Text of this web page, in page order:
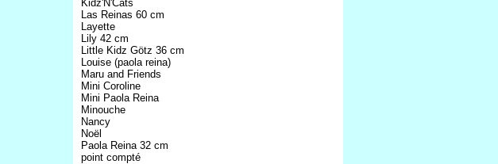
Kidz'N'Cats
Las Reinas 60 cm
Layette
Lily 42 cm
Little Kidz Götz 36 cm
Louise (paola reina)
Maru and Friends
Mini Coroline
Mini Paola Reina
Minouche
Nancy
Noël
Paola Reina 32 cm
point compté